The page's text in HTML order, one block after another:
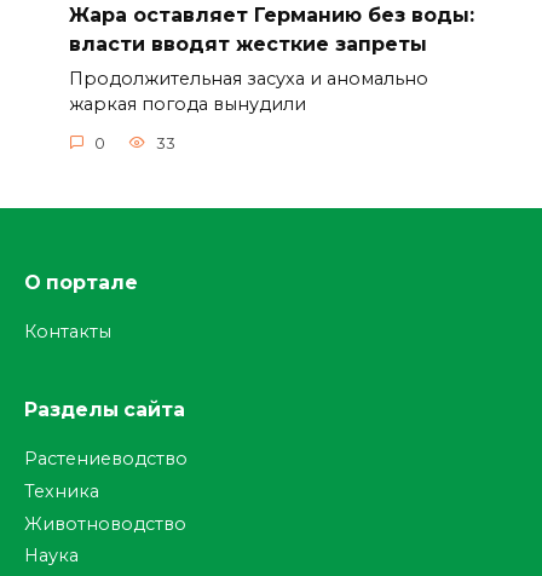
Жара оставляет Германию без воды:
власти вводят жесткие запреты
Продолжительная засуха и аномально
жаркая погода вынудили
0 33
О портале
Контакты
Разделы сайта
Растениеводство
Техника
Животноводство
Наука